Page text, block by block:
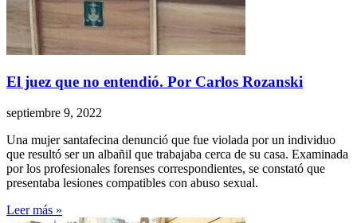
El juez que no entendió. Por Carlos Rozanski
septiembre 9, 2022
Una mujer santafecina denunció que fue violada por un individuo
que resultó ser un albañil que trabajaba cerca de su casa. Examinada
por los profesionales forenses correspondientes, se constató que
presentaba lesiones compatibles con abuso sexual.
Leer más »